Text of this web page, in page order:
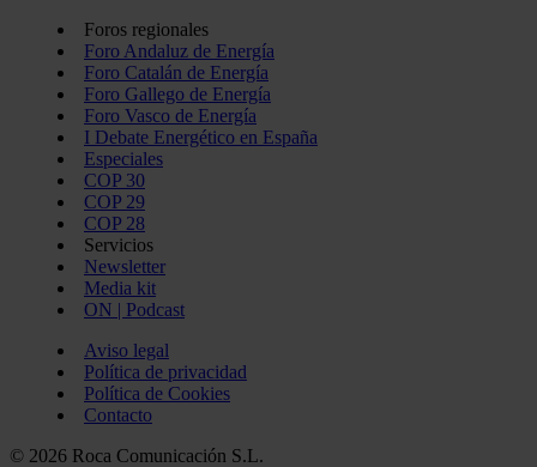
Foros regionales
Foro Andaluz de Energía
Foro Catalán de Energía
Foro Gallego de Energía
Foro Vasco de Energía
I Debate Energético en España
Especiales
COP 30
COP 29
COP 28
Servicios
Newsletter
Media kit
ON | Podcast
Aviso legal
Política de privacidad
Política de Cookies
Contacto
© 2026 Roca Comunicación S.L.